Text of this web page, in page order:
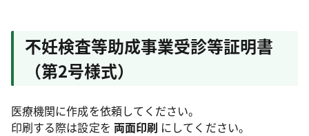
不妊検査等助成事業受診等証明書
（第2号様式）
医療機関に作成を依頼してください。
印刷する際は設定を 両面印刷 にしてください。